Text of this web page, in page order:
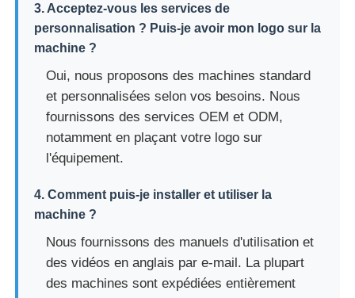
3. Acceptez-vous les services de
personnalisation ? Puis-je avoir mon logo sur la
machine ?
Oui, nous proposons des machines standard
et personnalisées selon vos besoins. Nous
fournissons des services OEM et ODM,
notamment en plaçant votre logo sur
l'équipement.
4. Comment puis-je installer et utiliser la
machine ?
Nous fournissons des manuels d'utilisation et
des vidéos en anglais par e-mail. La plupart
des machines sont expédiées entièrement